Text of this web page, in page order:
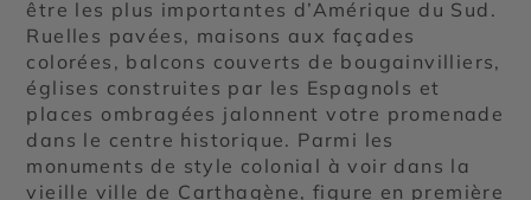
être les plus importantes d’Amérique du Sud.
Ruelles pavées, maisons aux façades
colorées, balcons couverts de bougainvilliers,
églises construites par les Espagnols et
places ombragées jalonnent votre promenade
dans le centre historique. Parmi les
monuments de style colonial à voir dans la
vieille ville de Carthagène, figure en première